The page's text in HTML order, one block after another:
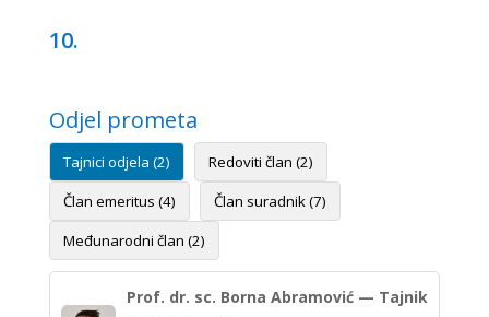
10.
Odjel prometa
Tajnici odjela (2)
Redoviti član (2)
Član emeritus (4)
Član suradnik (7)
Međunarodni član (2)
Prof. dr. sc. Borna Abramović — Tajnik